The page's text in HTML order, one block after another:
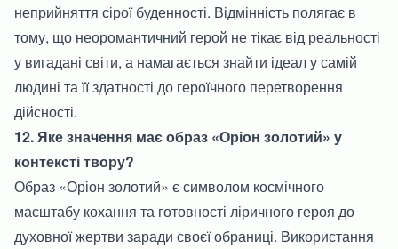
неприйняття сірої буденності. Відмінність полягає в
тому, що неоромантичний герой не тікає від реальності
у вигадані світи, а намагається знайти ідеал у самій
людині та її здатності до героїчного перетворення
дійсності.
12. Яке значення має образ «Оріон золотий» у
контексті твору?
Образ «Оріон золотий» є символом космічного
масштабу кохання та готовності ліричного героя до
духовної жертви заради своєї обраниці. Використання